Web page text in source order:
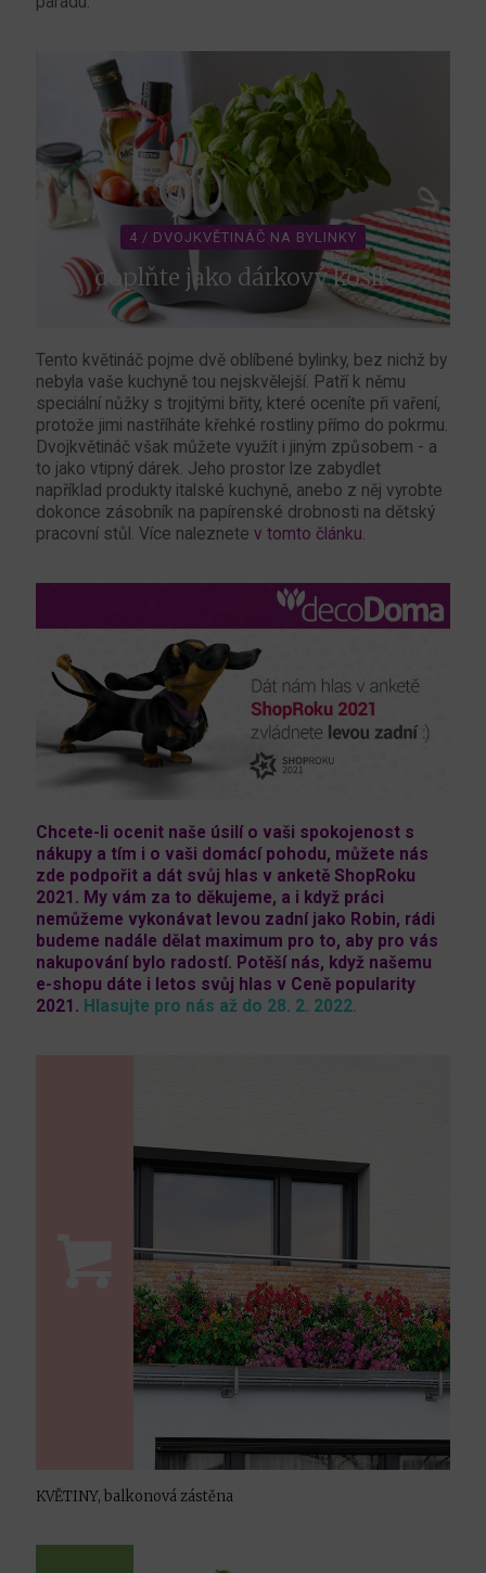
4 / DVOJKVĚTINÁČ NA BYLINKY
doplňte jako dárkový košík
Tento květináč pojme dvě oblíbené bylinky, bez nichž by
nebyla vaše kuchyně tou nejskvělejší. Patří k němu
speciální nůžky s trojitými břity, které oceníte při vaření,
protože jimi nastříháte křehké rostliny přímo do pokrmu.
Dvojkvětináč však můžete využít i jiným způsobem - a
to jako vtipný dárek. Jeho prostor lze zabydlet
například produkty italské kuchyně, anebo z něj vyrobte
dokonce zásobník na papírenské drobnosti na dětský
pracovní stůl. Více naleznete v tomto článku.
Chcete-li ocenit naše úsilí o vaši spokojenost s
nákupy a tím i o vaši domácí pohodu, můžete nás
zde podpořit a dát svůj hlas v anketě ShopRoku
2021. My vám za to děkujeme, a i když práci
nemůžeme vykonávat levou zadní jako Robin, rádi
budeme nadále dělat maximum pro to, aby pro vás
nakupování bylo radostí. Potěší nás, když našemu
e-shopu dáte i letos svůj hlas v Ceně popularity
2021. Hlasujte pro nás až do 28. 2. 2022.
KVĚTINY, balkonová zástěna